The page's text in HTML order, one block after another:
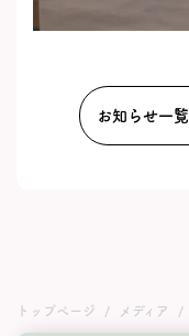
お知らせ一覧
トップページ メディア